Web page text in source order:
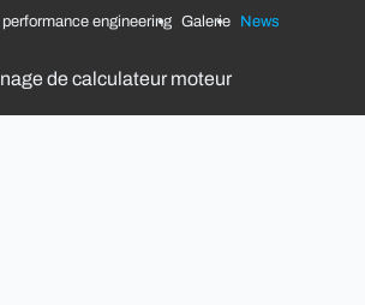
performance engineering Galerie News
de calculateur moteur